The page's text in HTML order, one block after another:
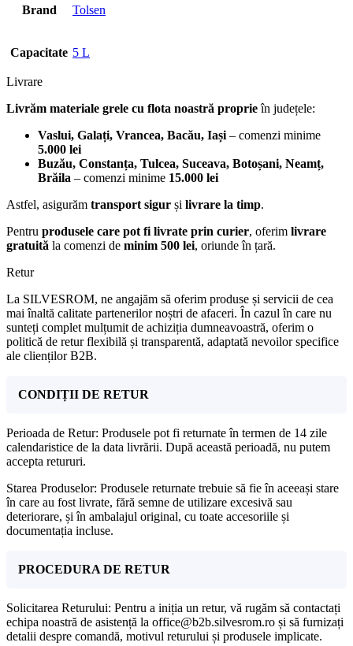
Brand Tolsen
Capacitate 5 L
Livrare
Livrăm materiale grele cu flota noastră proprieîn județele:
Vaslui, Galați, Vrancea, Bacău, Iași– comenzi minime
5.000 lei
Buzău, Constanța, Tulcea, Suceava, Botoșani, Neamț,
Brăila – comenzi minime 15.000 lei
Astfel, asigurăm transport sigur și livrare la timp.
Pentru produsele care pot fi livrate prin curier, oferim livrare
gratuită la comenzi de minim 500 lei, oriunde în țară.
Retur
La SILVESROM, ne angajăm să oferim produse și servicii de cea
mai înaltă calitate partenerilor noștri de afaceri. În cazul în care nu
sunteți complet mulțumit de achiziția dumneavoastră, oferim o
politică de retur flexibilă și transparentă, adaptată nevoilor specifice
ale clienților B2B.
CONDIȚII DE RETUR
Perioada de Retur: Produsele pot fi returnate în termen de 14 zile
calendaristice de la data livrării. După această perioadă, nu putem
accepta retururi.
Starea Produselor: Produsele returnate trebuie să fie în aceeași stare
în care au fost livrate, fără semne de utilizare excesivă sau
deteriorare, și în ambalajul original, cu toate accesoriile și
documentația incluse.
PROCEDURA DE RETUR
Solicitarea Returului: Pentru a iniția un retur, vă rugăm să contactați
echipa noastră de asistență la office@b2b.silvesrom.ro și să furnizați
detalii despre comandă, motivul returului și produsele implicate.